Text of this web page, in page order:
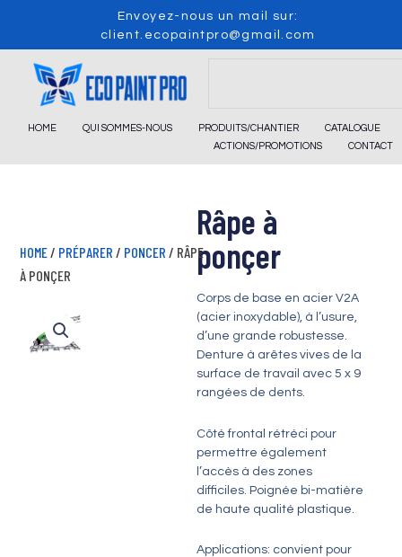
content
Envoyez-nous un mail sur:
client.ecopaintpro@gmail.com
HOME QUI SOMMES-NOUS PRODUITS/CHANTIER
CATALOGUE
ACTIONS/PROMOTIONS
CONTACT
Râpe à
ponçer
Corps de base en acier V2A
(acier inoxydable), à l’usure,
d’une grande robustesse.
Denture à arêtes vives de la
surface de travail avec 5 x 9
rangées de dents.
Côté frontal rétréci pour
permettre également
l’accès à des zones
difficiles. Poignée bi-matière
de haute qualité plastique.
Applications: convient pour
HOME / PRÉPARER / PONCER / RÂPE
À PONÇER